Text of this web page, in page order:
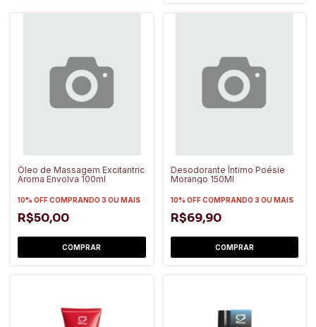
Óleo de Massagem Excitantric
Aroma Envolva 100ml
10% OFFCOMPRANDO 3 OU MAIS
R$50,00
Desodorante Íntimo Poésie
Morango 150Ml
10% OFF COMPRANDO 3 OU MAIS
R$69,90